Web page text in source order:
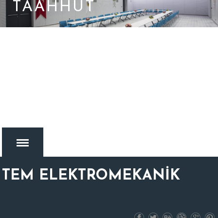
TAAHHÜT
TEM ELEKTROMEKANİK
MENU